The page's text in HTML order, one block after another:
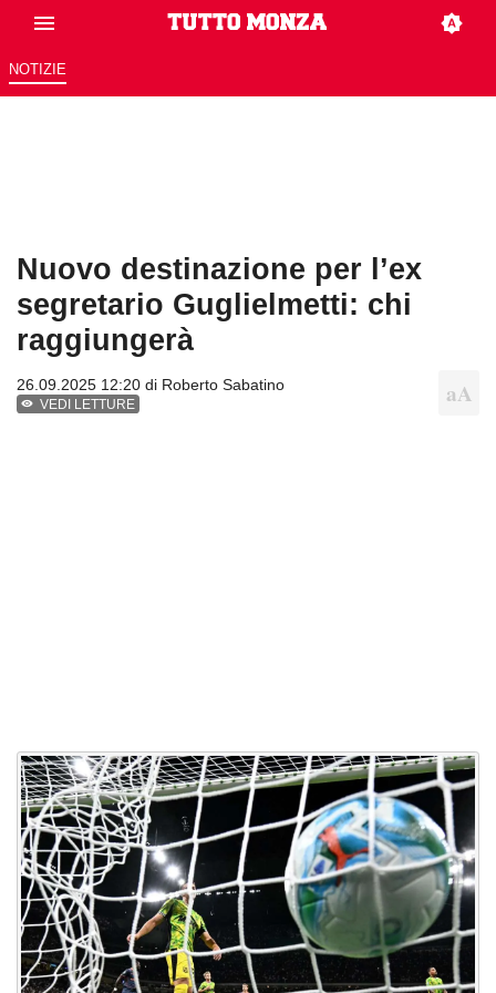
NOTIZIE
Nuovo destinazione per l’ex
segretario Guglielmetti: chi
raggiungerà
26.09.2025 12:20 di Roberto Sabatino
VEDI LETTURE